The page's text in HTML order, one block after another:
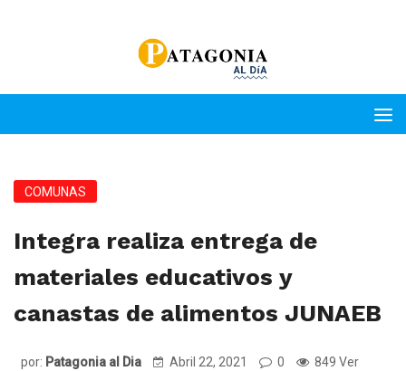
COMUNAS
Integra realiza entrega de
materiales educativos y
canastas de alimentos JUNAEB
por: Patagonia al Dia Abril 22, 2021 0 849 Ver